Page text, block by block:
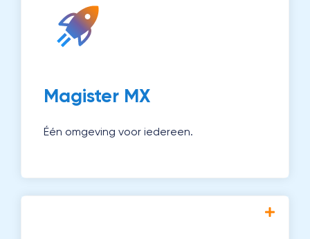
Magister MX
Één omgeving voor iedereen.
Een innovatief platform dat aansluit op de
leerlingenadministratie, examencoördinatie